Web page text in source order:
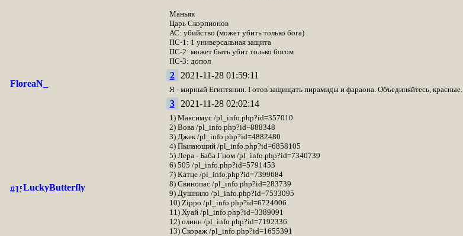
Маньяк
Царь Скорпионов
АС: убийство (может убить только бога)
ПС-1: 1 универсальная защита
ПС-2: может быть убит только богом
ПС-3: допол
FloreaN_
2 2021-11-28 01:59:11
Я - мирный Египтянин. Готов защищать пирамиды и фараона. Объединяйтесь, красные.
LuckyButterfly
3 2021-11-28 02:02:14
1) Максимус /pl_info.php?id=357010
2) Вова /pl_info.php?id=888348
3) Джек /pl_info.php?id=4882480
4) Пылающий /pl_info.php?id=6858105
5) Лера - Баба Гном /pl_info.php?id=7340739
6) 505 /pl_info.php?id=5791453
7) Катце /pl_info.php?id=7399684
8) Свинопас /pl_info.php?id=283739
9) Душнило /pl_info.php?id=7533095
10) Zippo /pl_info.php?id=6724006
11) Хуай /pl_info.php?id=3389091
12) олинн /pl_info.php?id=7192336
13) Скораж /pl_info.php?id=1655391